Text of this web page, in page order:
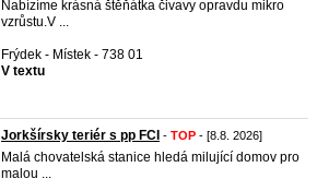
Nabízíme krásná štěňátka čivavy opravdu mikro
vzrůstu.V ...
Frýdek - Místek - 738 01
V textu
Jorkšírsky teriér s pp FCI - TOP - [8.8. 2026]
Malá chovatelská stanice hledá milující domov pro
malou ...